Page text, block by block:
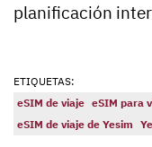
planificación
ETIQUETAS:
eSIM de viaje eSIM para
eSIM de viaje de Yesim